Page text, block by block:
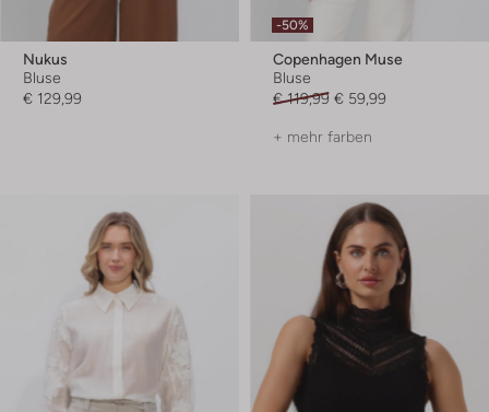
Nukus
Bluse
€ 129,99
-50%
Copenhagen Muse
Bluse
€ 119,99 € 59,99
+ mehr farben